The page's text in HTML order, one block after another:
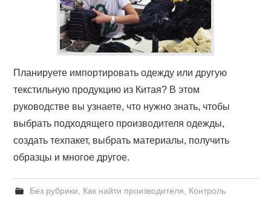
Планируете импортировать одежду или другую
текстильную продукцию из Китая? В этом
руководстве вы узнаете, что нужно знать, чтобы
выбрать подходящего производителя одежды,
создать техпакет, выбрать материалы, получить
образцы и многое другое.
Без рубрики Как найти производителя Контроль